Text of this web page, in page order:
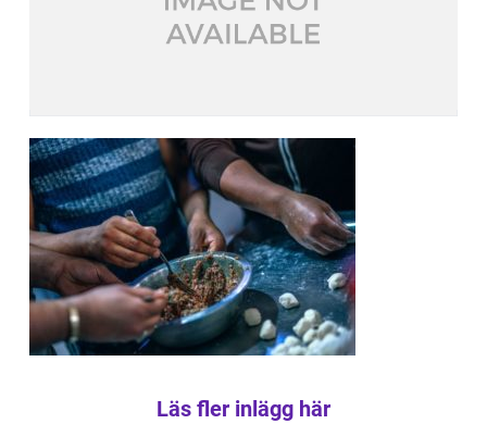
Läs fler inlägg här